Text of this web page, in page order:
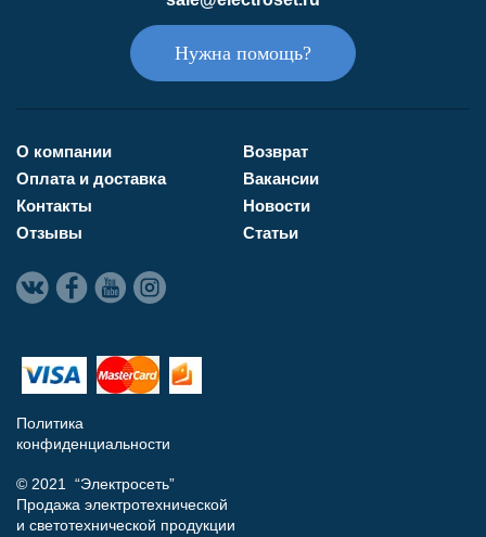
Нужна помощь?
О компании
Оплата и доставка
Контакты
Отзывы
Возврат
Вакансии
Новости
Статьи
Политика
конфиденциальности
© 2021 “Электросеть”
Продажа электротехнической
и светотехнической продукции